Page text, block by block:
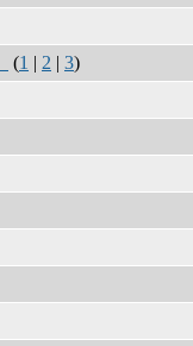
(1 | 2 | 3)